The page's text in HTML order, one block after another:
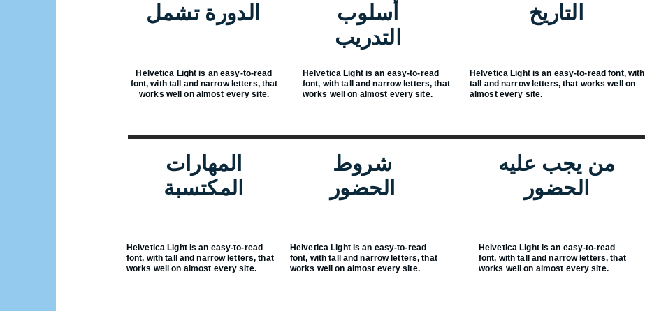
الدورة تشمل
Helvetica Light is an easy-to-read
font, with tall and narrow letters, that
works well on almost every site.
أسلوب
التدريب
Helvetica Light is an easy-to-read
font, with tall and narrow letters, that
works well on almost every site.
التاريخ
Helvetica Light is an easy-to-read font, with
tall and narrow letters, that works well on
almost every site.
المهارات
المكتسبة
شروط
الحضور
من يجب عليه
الحضور
Helvetica Light is an easy-to-read
font, with tall and narrow letters, that
works well on almost every site.
Helvetica Light is an easy-to-read
font, with tall and narrow letters, that
works well on almost every site.
Helvetica Light is an easy-to-read
font, with tall and narrow letters, that
works well on almost every site.